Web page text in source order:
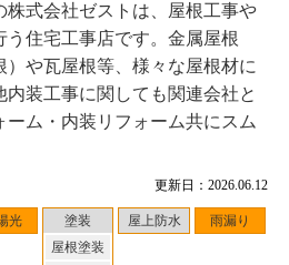
更新日：2026.06.12
光
塗装
屋根塗装
屋上防水 雨漏り
株式会社ゼストは、屋根工事や
住宅工事店です。金属屋根
）や瓦屋根等、様々な屋根材に
装工事に関しても関連会社と
ム・内装リフォーム共にスム